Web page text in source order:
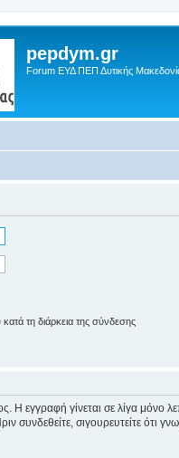
pepdym.gr
Forum ΕΥΔ ΠΕΠ Δυτικής
τη διάρκεια της σύνδεσης
Η εγγραφή γίνεται σε λίγα
σιγουρευτείτε ότι